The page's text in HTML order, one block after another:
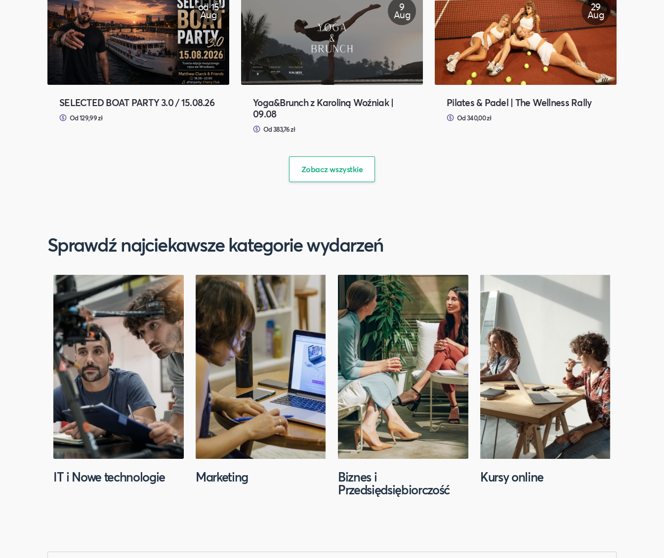
od 15
Aug
SELECTED BOAT PARTY 3.0 / 15.08.26
Od 129,99 zł
9
Aug
Yoga&Brunch z Karoliną Woźniak |
09.08
Od 383,76 zł
29
Aug
Pilates & Padel | The Wellness Rally
Od 340,00 zł
Zobacz wszystkie
Sprawdź najciekawsze kategorie wydarzeń
IT i Nowe technologie Marketing Biznes i
Przedsiędsiębiorczość
Kursy online